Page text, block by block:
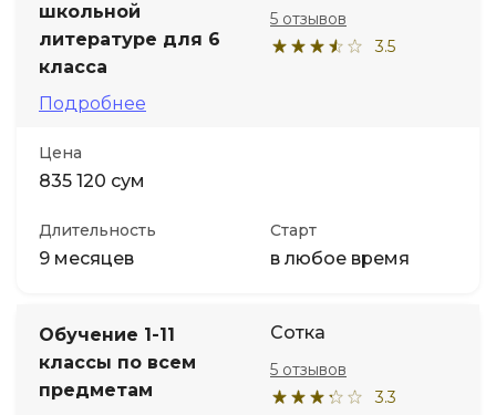
школьной
литературе для 6
класса
Подробнее
3.5
5 отзывов
Цена
835 120 сум
Длительность
9 месяцев
Старт
в любое время
Обучение 1-11
классы по всем
предметам
Сотка
3.3
5 отзывов
Иностранные языки
ДПО
Акции и промокоды